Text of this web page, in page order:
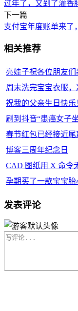
过年了，又到了灌香
下一篇
支付宝年度账单来了
相关推荐
亮娃子祝各位朋友们
周末洗完宝宝衣服
祝我的父亲生日快乐
刷到抖音“患癌女子
春节红包已经接近
博客三周年纪念日
CAD 图纸用 X 命令
孕期买了一款宝宝胎
发表评论